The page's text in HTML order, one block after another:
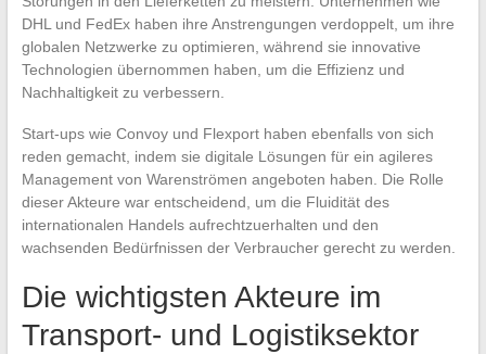
DHL und FedEx haben ihre Anstrengungen verdoppelt, um ihre
globalen Netzwerke zu optimieren, während sie innovative
Technologien übernommen haben, um die Effizienz und
Nachhaltigkeit zu verbessern.
Start-ups wie Convoy und Flexport haben ebenfalls von sich
reden gemacht, indem sie digitale Lösungen für ein agileres
Management von Warenströmen angeboten haben. Die Rolle
dieser Akteure war entscheidend, um die Fluidität des
internationalen Handels aufrechtzuerhalten und den
wachsenden Bedürfnissen der Verbraucher gerecht zu werden.
Die wichtigsten Akteure im
Transport- und Logistiksektor